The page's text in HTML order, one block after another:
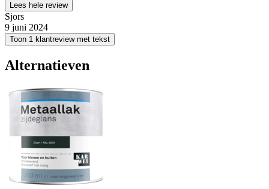
Lees hele review
Sjors
9 juni 2024
Toon 1 klantreview met tekst
Alternatieven